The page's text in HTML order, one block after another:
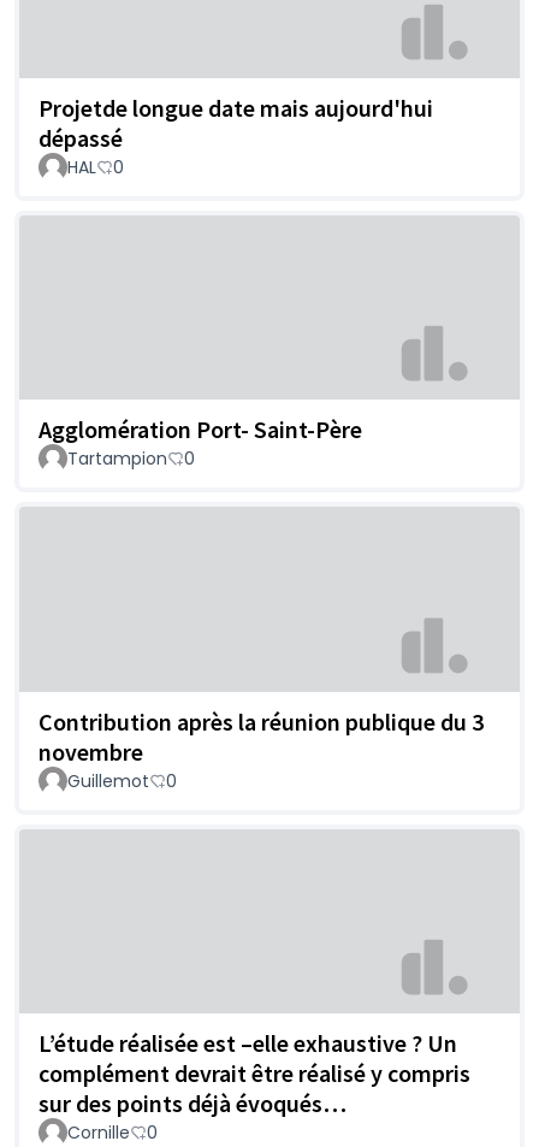
Projetde longue date mais aujourd'hui
dépassé
HAL 0
Agglomération Port- Saint-Père
Tartampion 0
Contribution après la réunion publique du 3
novembre
Guillemot 0
L’étude réalisée est –elle exhaustive ? Un
complément devrait être réalisé y compris
sur des points déjà évoqués…
Cornille 0